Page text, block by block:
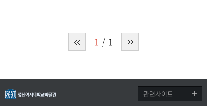
1 1
관련사이트